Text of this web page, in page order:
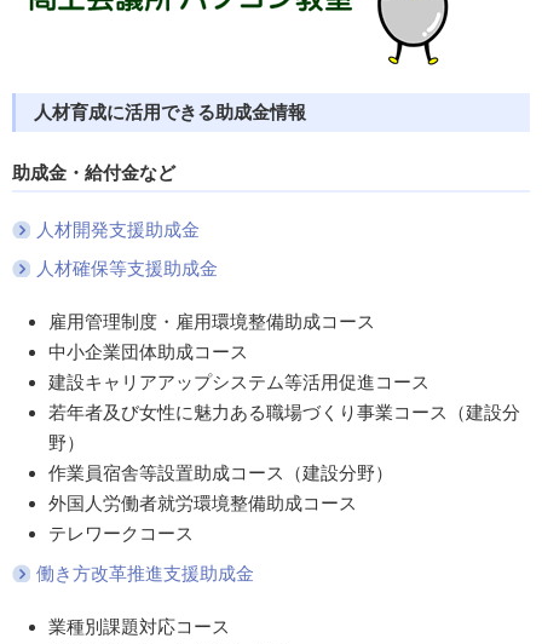
人材育成に活用できる助成金情報
助成金・給付金など
人材開発支援助成金
人材確保等支援助成金
雇用管理制度・雇用環境整備助成コース
中小企業団体助成コース
建設キャリアアップシステム等活用促進コース
若年者及び女性に魅力ある職場づくり事業コース（建設分
野）
作業員宿舎等設置助成コース（建設分野）
外国人労働者就労環境整備助成コース
テレワークコース
働き方改革推進支援助成金
業種別課題対応コース